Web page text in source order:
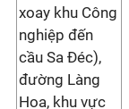
xoay khu Công
nghiệp đến
cầu Sa Đéc),
đường Làng
Hoa, khu vực